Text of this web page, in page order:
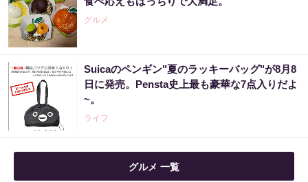
グルメ
Suicaのペンギン"夏のラッキーバッグ"が8月8
日に発売。Pensta史上最も豪華な7点入りだよ
~。
ライフ
グルメ 一覧